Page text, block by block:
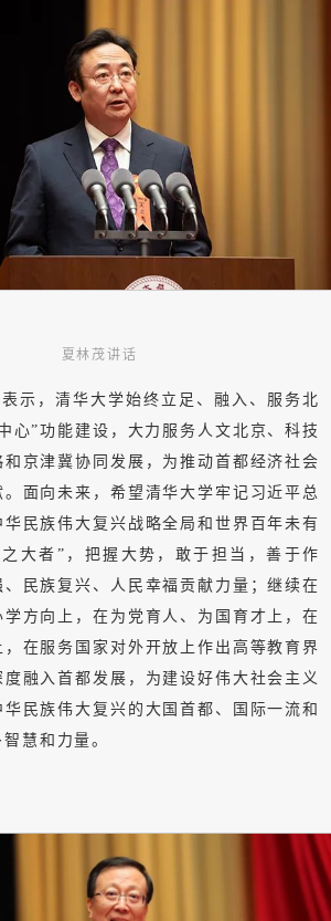
夏林茂讲话
示，清华大学始终立足、融入、服务北
心”功能建设，大力服务人文北京、科技
京津冀协同发展，为推动首都经济社会
面向未来，希望清华大学牢记习近平总
民族伟大复兴战略全局和世界百年未有
大者”，把握大势，敢于担当，善于作
民族复兴、人民幸福贡献力量；继续在
方向上，在为党育人、为国育才上，在
在服务国家对外开放上作出高等教育界
融入首都发展，为建设好伟大社会主义
民族伟大复兴的大国首都、国际一流和
慧和力量。